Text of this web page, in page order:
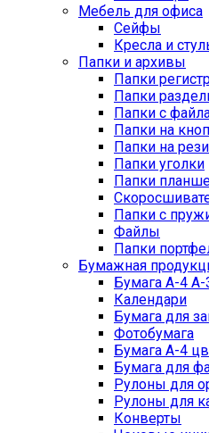
Мебель для офиса
Сейфы
Кресла и
Папки и архивы
Папки
Папки
Папки с
Папки на
Папки на
Папки уголки
Папки
Папки с
Файлы
Папки
Бумажная
Бумага А-4 А-
Календари
Бумага для
Фотобумага
Бумага А-4
Бумага для
Рулоны для
Рулоны для
Конверты